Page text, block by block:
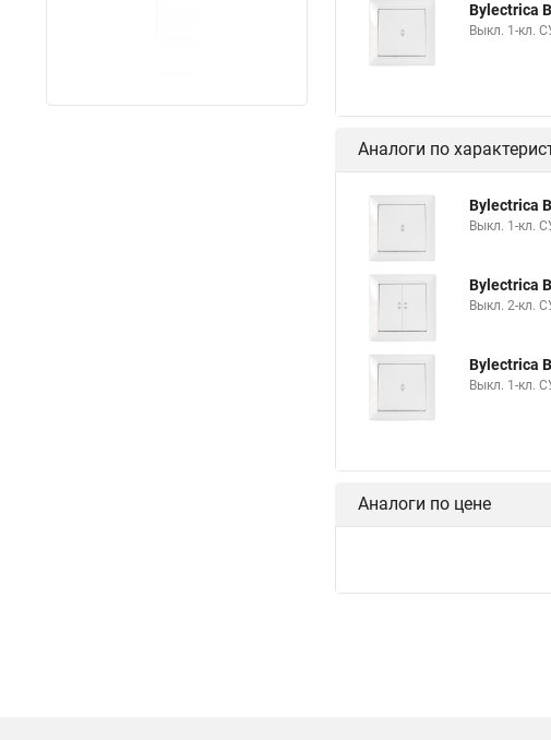
Bylectrica
Выкл. 1-кл.
Аналоги по
Bylectrica
Выкл. 1-кл.
Bylectrica
Выкл. 2-кл.
Bylectrica
Выкл. 1-кл.
Аналоги по цене